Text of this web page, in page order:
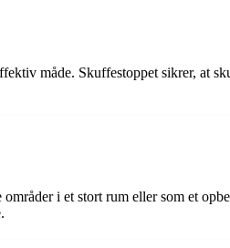
måde. Skuffestoppet sikrer, at
i et stort rum eller som et